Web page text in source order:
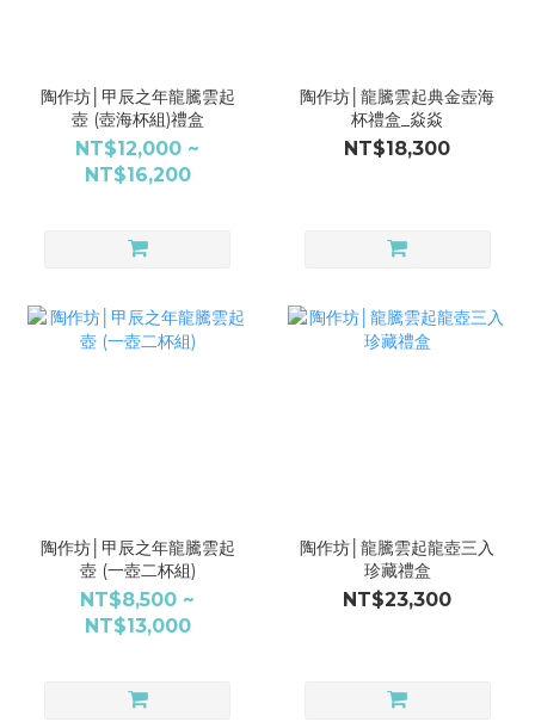
陶作坊│甲辰之年龍騰雲起
壺 (壺海杯組)禮盒
NT$12,000 ~
NT$16,200
陶作坊│龍騰雲起典金壺海
杯禮盒_焱焱
NT$18,300
陶作坊│甲辰之年龍騰雲起
壺 (一壺二杯組)
NT$8,500 ~
NT$13,000
陶作坊│龍騰雲起龍壺三入
珍藏禮盒
NT$23,300